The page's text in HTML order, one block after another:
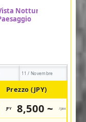
11 / Novembre
Prezzo (JPY)
JPY 8,500 ~ /pax